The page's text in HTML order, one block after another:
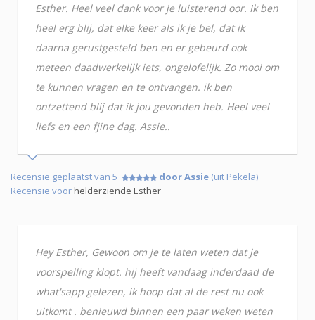
Esther. Heel veel dank voor je luisterend oor. Ik ben
heel erg blij, dat elke keer als ik je bel, dat ik
daarna gerustgesteld ben en er gebeurd ook
meteen daadwerkelijk iets, ongelofelijk. Zo mooi om
te kunnen vragen en te ontvangen. ik ben
ontzettend blij dat ik jou gevonden heb. Heel veel
liefs en een fjine dag. Assie..
Recensie geplaatst van 5 door Assie (uit Pekela)
Recensie voorhelderziende Esther
Hey Esther, Gewoon om je te laten weten dat je
voorspelling klopt. hij heeft vandaag inderdaad de
what'sapp gelezen, ik hoop dat al de rest nu ook
uitkomt . benieuwd binnen een paar weken weten